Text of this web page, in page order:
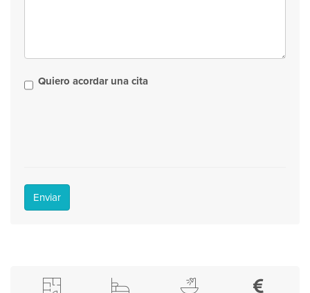
Quiero acordar una cita
Enviar